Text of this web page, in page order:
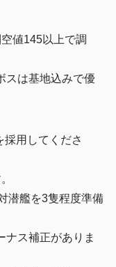
値145以上で調
スは基地込みで優
採用してくださ
潜艦を3隻程度準備
ナス補正がありま